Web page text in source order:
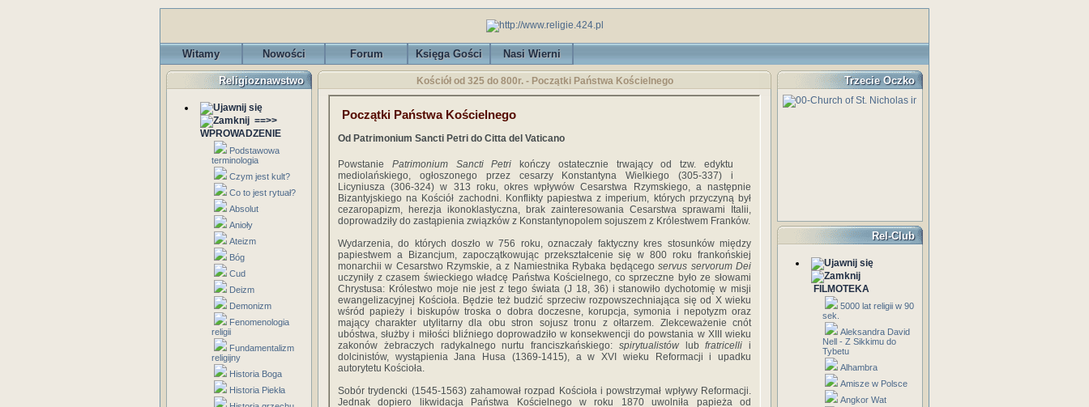
Witamy Nowości Forum Księga Gości Nasi Wierni
Religioznawstwo
==>>
WPROWADZENIE
Podstawowa
terminologia
Czym jest kult?
Co to jest rytuał?
Absolut
Anioły
Ateizm
Bóg
Cud
Deizm
Demonizm
Fenomenologia
religii
Fundamentalizm
religijny
Historia Boga
Historia Piekła
Kościół od 325 do 800r. - Początki Państwa Kościelnego
Początki Państwa Kościelnego
Od Patrimonium Sancti Petri do Citta del Vaticano
Powstanie Patrimonium Sancti Petri kończy ostatecznie trwający od tzw. edyktu
mediolańskiego, ogłoszonego przez cesarzy Konstantyna Wielkiego (305-337) i
Licyniusza (306-324) w 313 roku, okres wpływów Cesarstwa Rzymskiego, a następnie
Bizantyjskiego na Kościół zachodni. Konflikty papiestwa z imperium, których przyczyną był
cezaropapizm, herezja ikonoklastyczna, brak zainteresowania Cesarstwa sprawami Italii,
doprowadziły do zastąpienia związków z Konstantynopolem sojuszem z Królestwem Franków.
Wydarzenia, do których doszło w 756 roku, oznaczały faktyczny kres stosunków między
papiestwem a Bizancjum, zapoczątkowując przekształcenie się w 800 roku frankońskiej
monarchii w Cesarstwo Rzymskie, a z Namiestnika Rybaka będącegoservus servorum Dei
uczyniły z czasem świeckiego władcę Państwa Kościelnego, co sprzeczne było ze słowami
Chrystusa: Królestwo moje nie jest z tego świata (J 18, 36) i stanowiło dychotomię w misji
ewangelizacyjnej Kościoła. Będzie też budzić sprzeciw rozpowszechniająca się od X wieku
wśród papieży i biskupów troska o dobra doczesne, korupcja, symonia i nepotyzm oraz
mający charakter utylitarny dla obu stron sojusz tronu z ołtarzem. Zlekceważenie cnót
ubóstwa, służby i miłości bliźniego doprowadziło w konsekwencji do powstania w XIII wieku
zakonów żebraczych radykalnego nurtu franciszkańskiego: spirytualistówlubfratricelli i
dolcinistów, wystąpienia Jana Husa (1369-1415), a w XVI wieku Reformacji i upadku
autorytetu Kościoła.
Sobór trydencki (1545-1563) zahamował rozpad Kościoła i powstrzymał wpływy Reformacji.
Jednak dopiero likwidacja Państwa Kościelnego w roku 1870 uwolniła papieża od
Trzecie Oczko
Rel-Club
FILMOTEKA
5000 lat religii w 90
sek.
Aleksandra David
Nell - Z Sikkimu do
Tybetu
Alhambra
Amisze w Polsce
Angkor Wat